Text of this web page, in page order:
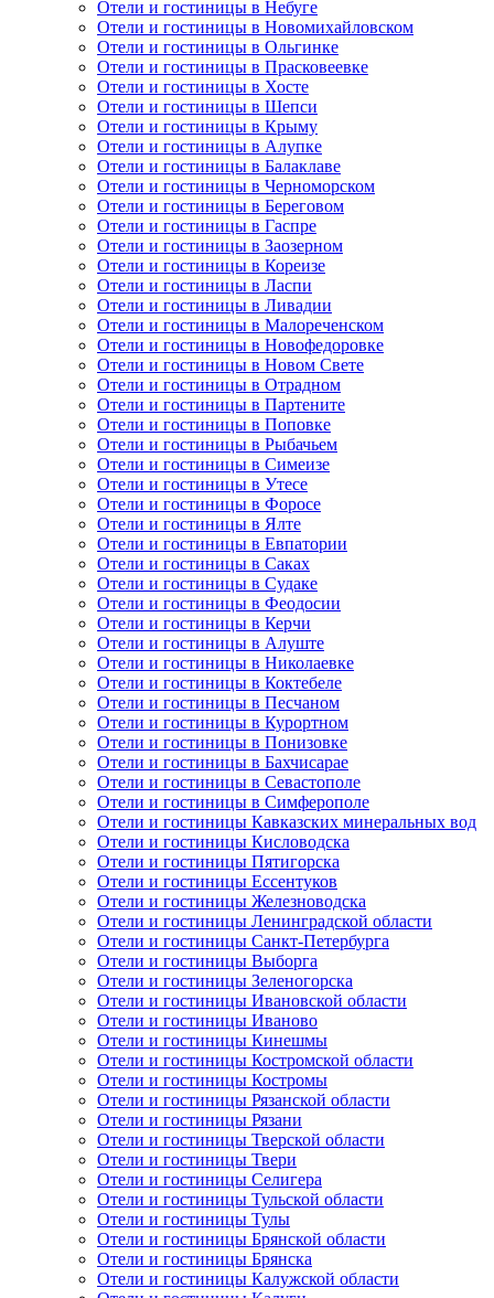
Отели и гостиницы в Небуге
Отели и гостиницы в Новомихайловском
Отели и гостиницы в Ольгинке
Отели и гостиницы в Прасковеевке
Отели и гостиницы в Хосте
Отели и гостиницы в Шепси
Отели и гостиницы в Крыму
Отели и гостиницы в Алупке
Отели и гостиницы в Балаклаве
Отели и гостиницы в Черноморском
Отели и гостиницы в Береговом
Отели и гостиницы в Гаспре
Отели и гостиницы в Заозерном
Отели и гостиницы в Кореизе
Отели и гостиницы в Ласпи
Отели и гостиницы в Ливадии
Отели и гостиницы в Малореченском
Отели и гостиницы в Новофедоровке
Отели и гостиницы в Новом Свете
Отели и гостиницы в Отрадном
Отели и гостиницы в Партените
Отели и гостиницы в Поповке
Отели и гостиницы в Рыбачьем
Отели и гостиницы в Симеизе
Отели и гостиницы в Утесе
Отели и гостиницы в Форосе
Отели и гостиницы в Ялте
Отели и гостиницы в Евпатории
Отели и гостиницы в Саках
Отели и гостиницы в Судаке
Отели и гостиницы в Феодосии
Отели и гостиницы в Керчи
Отели и гостиницы в Алуште
Отели и гостиницы в Николаевке
Отели и гостиницы в Коктебеле
Отели и гостиницы в Песчаном
Отели и гостиницы в Курортном
Отели и гостиницы в Понизовке
Отели и гостиницы в Бахчисарае
Отели и гостиницы в Севастополе
Отели и гостиницы в Симферополе
Отели и гостиницы Кавказских минеральных вод
Отели и гостиницы Кисловодска
Отели и гостиницы Пятигорска
Отели и гостиницы Ессентуков
Отели и гостиницы Железноводска
Отели и гостиницы Ленинградской области
Отели и гостиницы Санкт-Петербурга
Отели и гостиницы Выборга
Отели и гостиницы Зеленогорска
Отели и гостиницы Ивановской области
Отели и гостиницы Иваново
Отели и гостиницы Кинешмы
Отели и гостиницы Костромской области
Отели и гостиницы Костромы
Отели и гостиницы Рязанской области
Отели и гостиницы Рязани
Отели и гостиницы Тверской области
Отели и гостиницы Твери
Отели и гостиницы Селигера
Отели и гостиницы Тульской области
Отели и гостиницы Тулы
Отели и гостиницы Брянской области
Отели и гостиницы Брянска
Отели и гостиницы Калужской области